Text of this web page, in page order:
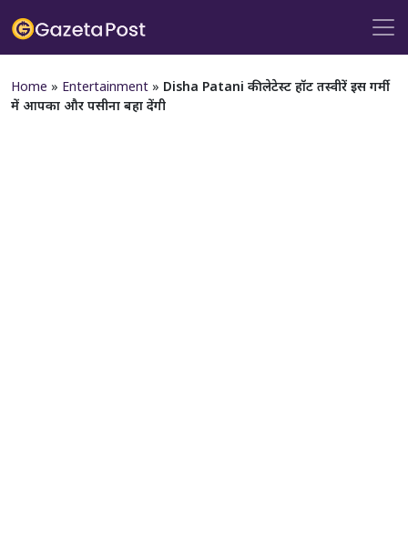
Home » Entertainment » Disha Patani की लेटेस्ट हॉट तस्वीरें इस गर्मी
में आपका और पसीना बहा देंगी